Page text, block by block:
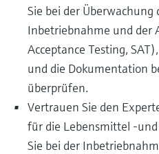
Sie bei der
Inbetriebnahme und der
Acceptance Testing,
und die Dokumentation
überprüfen.
Vertrauen Sie den
für die Lebensmittel -
Sie bei der